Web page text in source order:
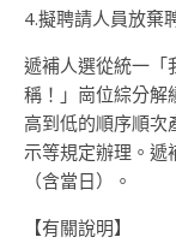
4.擬聘請人員放棄
遞補人選從統一「
稱！」崗位綜分解
高到低的順序順次
示等規定辦理。遞
（含當日）。
【有關說明】